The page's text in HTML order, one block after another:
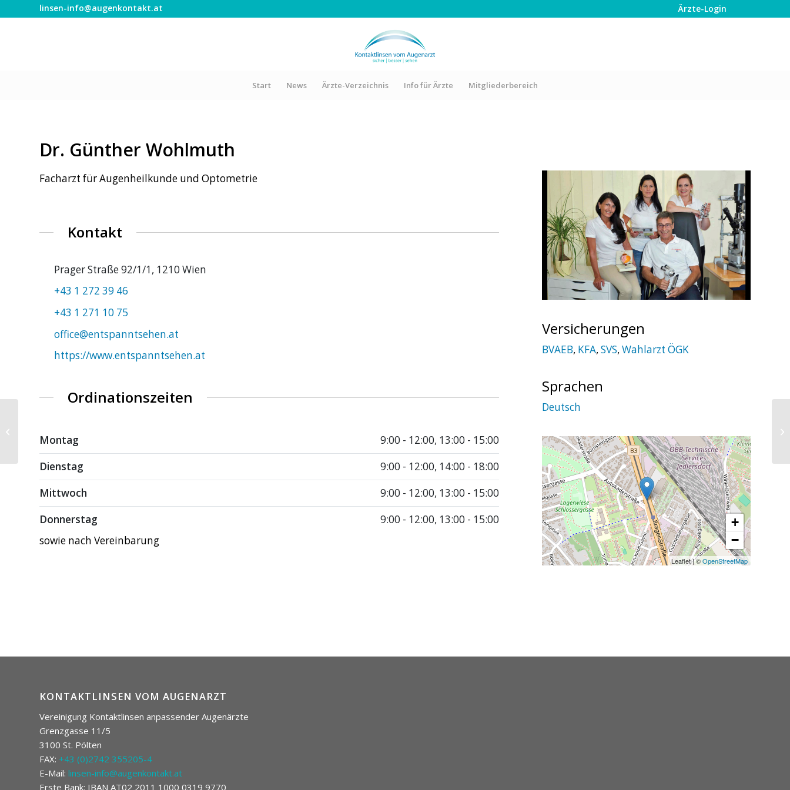
Ärzte-Login
linsen-info@augenkontakt.at
Start News Ärzte-Verzeichnis Info für Ärzte Mitgliederbereich
Dr. Günther Wohlmuth
Facharzt für Augenheilkunde und Optometrie
Kontakt
Prager Straße 92/1/1, 1210 Wien
+43 1 272 39 46
+43 1 271 10 75
office@entspanntsehen.at
https://www.entspanntsehen.at
Ordinationszeiten
Montag
9:00 - 12:00, 13:00 - 15:00
Dienstag
9:00 - 12:00, 14:00 - 18:00
Mittwoch
9:00 - 12:00, 13:00 - 15:00
Donnerstag
9:00 - 12:00, 13:00 - 15:00
sowie nach Vereinbarung
Versicherungen
BVAEB, KFA,SVS,Wahlarzt ÖGK
Sprachen
Deutsch
+
−
Leaflet|©OpenStreetMap
KONTAKTLINSEN VOM AUGENARZT
Vereinigung Kontaktlinsen anpassender Augenärzte
Grenzgasse 11/5
3100 St. Pölten
FAX: +43 (0)2742 355205-4
E-Mail: linsen-info@augenkontakt.at
Erste Bank: IBAN AT02 2011 1000 0319 9770